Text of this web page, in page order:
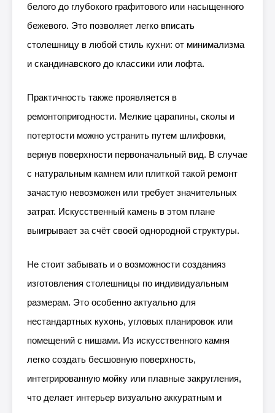
белого до глубокого графитового или насыщенного
бежевого. Это позволяет легко вписать
столешницу в любой стиль кухни: от минимализма
и скандинавского до классики или лофта.
Практичность также проявляется в
ремонтопригодности. Мелкие царапины, сколы и
потертости можно устранить путем шлифовки,
вернув поверхности первоначальный вид. В случае
с натуральным камнем или плиткой такой ремонт
зачастую невозможен или требует значительных
затрат. Искусственный камень в этом плане
выигрывает за счёт своей однородной структуры.
Не стоит забывать и о возможности созданияз
изготовления столешницы по индивидуальным
размерам. Это особенно актуально для
нестандартных кухонь, угловых планировок или
помещений с нишами. Из искусственного камня
легко создать бесшовную поверхность,
интегрированную мойку или плавные закругления,
что делает интерьер визуально аккуратным и